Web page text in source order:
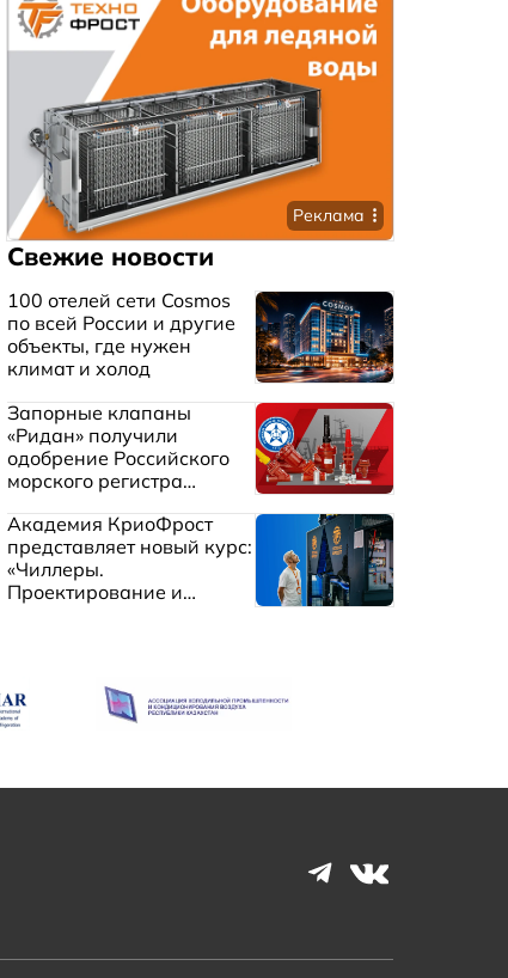
Реклама
Свежие новости
100 отелей сети Cosmos
по всей России и другие
объекты, где нужен
климат и холод
Запорные клапаны
«Ридан» получили
одобрение Российского
морского регистра
Академия КриоФрост
представляет новый курс:
«Чиллеры.
Проектирование и